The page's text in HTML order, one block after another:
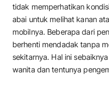
tidak memperhatikan
abai untuk melihat kanan
mobilnya. Beberapa dari
berhenti mendadak tanpa
sekitarnya. Hal ini
wanita dan tentunya